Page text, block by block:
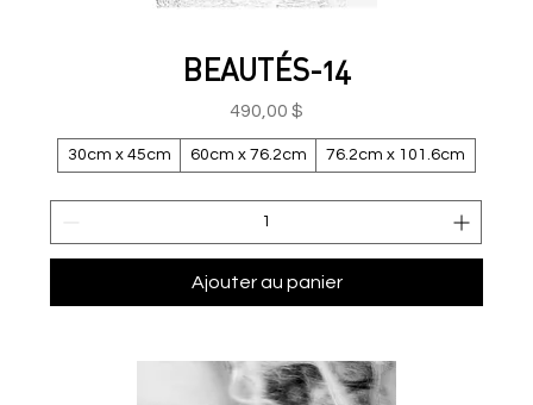
BEAUTÉS-14
Prix
490,00 $
30cm x 45cm 60cm x 76.2cm 76.2cm x 101.6cm
Ajouter au panier